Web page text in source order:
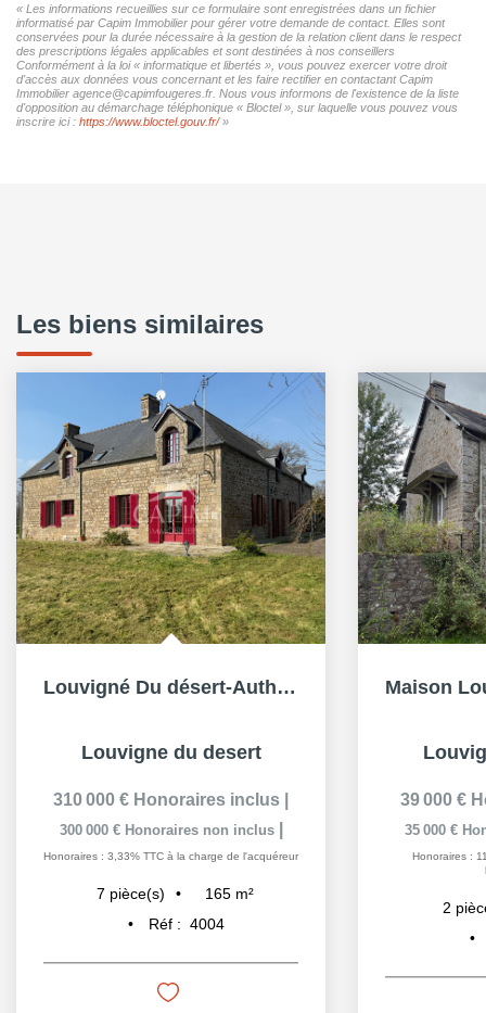
« Les informations recueillies sur ce formulaire sont enregistrées dans un fichier
informatisé par Capim Immobilier pour gérer votre demande de contact. Elles sont
conservées pour la durée nécessaire à la gestion de la relation client dans le respect
des prescriptions légales applicables et sont destinées à nos conseillers
Conformément à la loi « informatique et libertés », vous pouvez exercer votre droit
d'accès aux données vous concernant et les faire rectifier en contactant Capim
Immobilier agence@capimfougeres.fr. Nous vous informons de l'existence de la liste
d'opposition au démarchage téléphonique « Bloctel », sur laquelle vous pouvez vous
inscrire ici : https://www.bloctel.gouv.fr/»
Les biens similaires
Louvigné Du désert-Authentique corps de ferme avec...
Louvigne du desert
310 000 € Honoraires inclus
300 000 € Honoraires non inclus
Honoraires : 3,33% TTC à la charge de l'acquéreur
7 pièce(s) 165 m²
Réf : 4004
39 000 €
35 000 €
Honoraires :
2